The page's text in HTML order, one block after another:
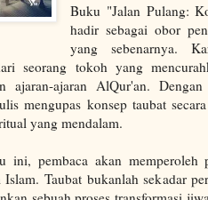
Buku "Jalan Pulang:
hadir sebagai obor
yang sebenarnya.
seorang tokoh yang
ajaran-ajaran AlQur'an.
mengupas konsep taubat
yang mendalam.
ini, pembaca akan memperoleh
Islam. Taubat bukanlah sekadar